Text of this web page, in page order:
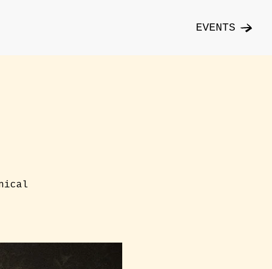
EVENTS